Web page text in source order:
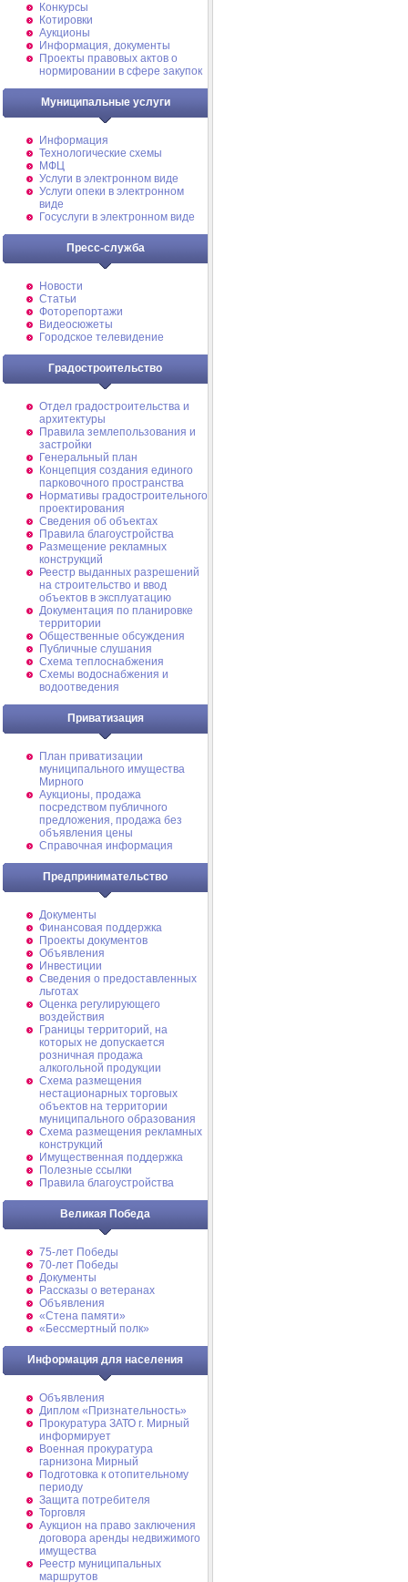
Конкурсы
Котировки
Аукционы
Информация, документы
Проекты правовых актов о
нормировании в сфере закупок
Муниципальные услуги
Информация
Технологические схемы
МФЦ
Услуги в электронном виде
Услуги опеки в электронном
виде
Госуслуги в электронном виде
Пресс-служба
Новости
Статьи
Фоторепортажи
Видеосюжеты
Городское телевидение
Градостроительство
Отдел градостроительства и
архитектуры
Правила землепользования и
застройки
Генеральный план
Концепция создания единого
парковочного пространства
Нормативы градостроительного
проектирования
Сведения об объектах
Правила благоустройства
Размещение рекламных
конструкций
Реестр выданных разрешений
на строительство и ввод
объектов в эксплуатацию
Документация по планировке
территории
Общественные обсуждения
Публичные слушания
Схема теплоснабжения
Схемы водоснабжения и
водоотведения
Приватизация
План приватизации
муниципального имущества
Мирного
Аукционы, продажа
посредством публичного
предложения, продажа без
объявления цены
Справочная информация
Предпринимательство
Документы
Финансовая поддержка
Проекты документов
Объявления
Инвестиции
Сведения о предоставленных
льготах
Оценка регулирующего
воздействия
Границы территорий, на
которых не допускается
розничная продажа
алкогольной продукции
Схема размещения
нестационарных торговых
объектов на территории
муниципального образования
Схема размещения рекламных
конструкций
Имущественная поддержка
Полезные ссылки
Правила благоустройства
Великая Победа
75-лет Победы
70-лет Победы
Документы
Рассказы о ветеранах
Объявления
«Стена памяти»
«Бессмертный полк»
Информация для населения
Объявления
Диплом «Признательность»
Прокуратура ЗАТО г. Мирный
информирует
Военная прокуратура
гарнизона Мирный
Подготовка к отопительному
периоду
Защита потребителя
Торговля
Аукцион на право заключения
договора аренды недвижимого
имущества
Реестр муниципальных
маршрутов